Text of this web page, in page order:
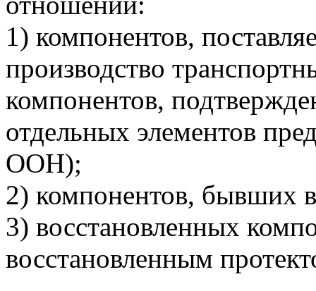
1) компонентов,
производство
компонентов,
отдельных элементов
ООН);
2) компонентов, бывших
3) восстановленных
восстановленным